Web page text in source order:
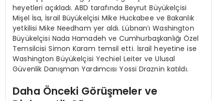
heyetleri açıkladı. ABD tarafında Beyrut Büyükelçisi
Mişel İsa, İsrail Büyükelçisi Mike Huckabee ve Bakanlık
yetkilisi Mike Needham yer aldı. Lübnan’ı Washington
Büyükelçisi Nada Hamadeh ve Cumhurbaşkanlığı Özel
Temsilcisi Simon Karam temsil etti. İsrail heyetine ise
Washington Büyükelçisi Yechiel Leiter ve Ulusal
Güvenlik Danışman Yardımcısı Yossi Draznin katıldı.
Daha Önceki Görüşmeler ve